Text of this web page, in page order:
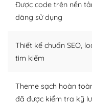
tìm kiếm chúng trên
Dễ dàng tùy chỉnh
– Sở hữu một cộng
người cuồng tín
Được code trên nền
dàng sử dụng
Thiết kế chuẩn SEO,
tìm kiếm
Theme sạch hoàn
đã được kiểm tra kỹ